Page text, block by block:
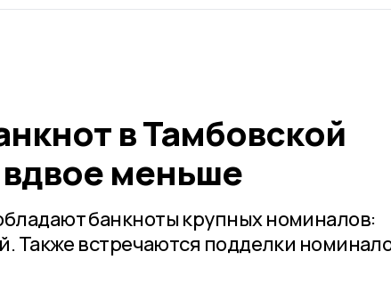
в Тамбовской
меньше
банкноты крупных номиналов:
Также встречаются подделки